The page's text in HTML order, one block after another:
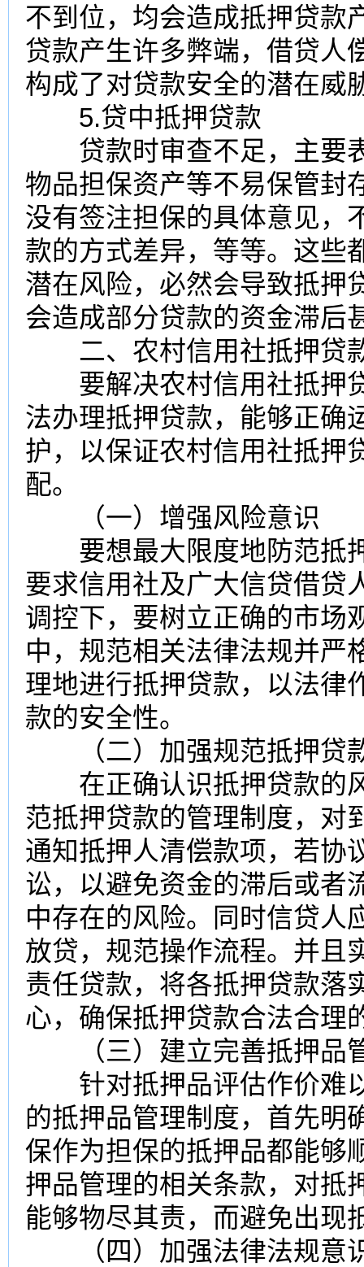
不到位，均会造成抵押贷款
贷款产生许多弊端，借贷人
构成了对贷款安全的潜在威
5.贷中抵押贷款
贷款时审查不足，主要
物品担保资产等不易保管封
没有签注担保的具体意见，
款的方式差异，等等。这些
潜在风险，必然会导致抵押
会造成部分贷款的资金滞后
二、农村信用社抵押贷
要解决农村信用社抵押
法办理抵押贷款，能够正确
护，以保证农村信用社抵押
配。
（一）增强风险意识
要想最大限度地防范抵
要求信用社及广大信贷借贷
调控下，要树立正确的市场
中，规范相关法律法规并严
理地进行抵押贷款，以法律
款的安全性。
（二）加强规范抵押贷
在正确认识抵押贷款的
范抵押贷款的管理制度，对
通知抵押人清偿款项，若协
讼，以避免资金的滞后或者
中存在的风险。同时信贷人
放贷，规范操作流程。并且
责任贷款，将各抵押贷款落
心，确保抵押贷款合法合理
（三）建立完善抵押品
针对抵押品评估作价难
的抵押品管理制度，首先明
保作为担保的抵押品都能够
押品管理的相关条款，对抵
能够物尽其责，而避免出现
（四）加强法律法规意